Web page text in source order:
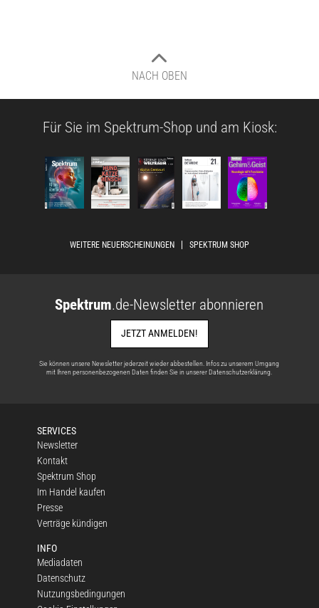
NACH OBEN
Für Sie im Spektrum-Shop und am Kiosk:
WEITERE NEUERSCHEINUNGEN SPEKTRUM SHOP
Spektrum.de-Newsletter abonnieren
JETZT ANMELDEN!
Sie können unsere Newsletter jederzeit wieder abbestellen. Infos zu unserem Umgang
mit Ihren personenbezogenen Daten finden Sie in unsererDatenschutzerklärung.
SERVICES
Newsletter
Kontakt
Spektrum Shop
Im Handel kaufen
Presse
Verträge kündigen
INFO
Mediadaten
Datenschutz
Nutzungsbedingungen